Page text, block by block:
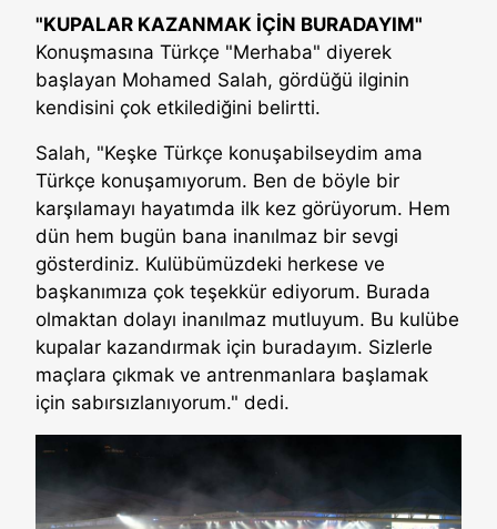
"KUPALAR KAZANMAK İÇİN BURADAYIM"
Konuşmasına Türkçe "Merhaba" diyerek
başlayan Mohamed Salah, gördüğü ilginin
kendisini çok etkilediğini belirtti.
Salah, "Keşke Türkçe konuşabilseydim ama
Türkçe konuşamıyorum. Ben de böyle bir
karşılamayı hayatımda ilk kez görüyorum. Hem
dün hem bugün bana inanılmaz bir sevgi
gösterdiniz. Kulübümüzdeki herkese ve
başkanımıza çok teşekkür ediyorum. Burada
olmaktan dolayı inanılmaz mutluyum. Bu kulübe
kupalar kazandırmak için buradayım. Sizlerle
maçlara çıkmak ve antrenmanlara başlamak
için sabırsızlanıyorum." dedi.